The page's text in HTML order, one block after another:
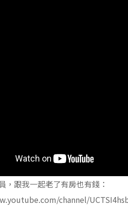
，跟我一起老了有房也有錢：
channel/